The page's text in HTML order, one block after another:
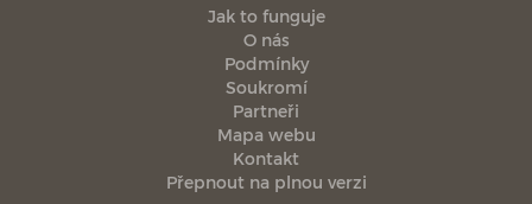
Jak to funguje
O nás
Podmínky
Soukromí
Partneři
Mapa webu
Kontakt
Přepnout na plnou verzi